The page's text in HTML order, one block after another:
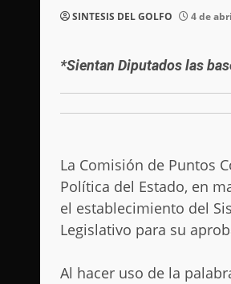
SINTESIS DEL GOLFO 4 de
*Sientan Diputados las
La Comisión de Puntos
Política del Estado, en
el establecimiento del
Legislativo para su
Al hacer uso de la